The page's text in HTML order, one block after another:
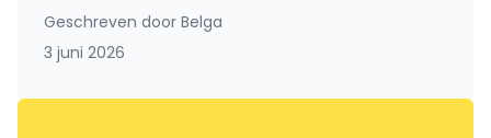
Geschreven door Belga
3 juni 2026